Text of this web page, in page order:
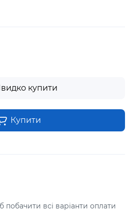
купити
Купити
побачити всі варіанти оплати